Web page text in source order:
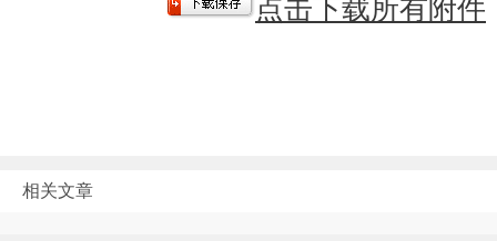
点击下载所有附件
相关文章